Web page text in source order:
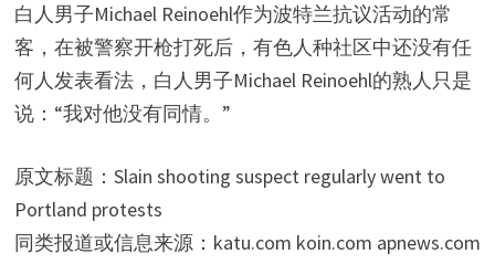
白人男子Michael Reinoehl作为波特兰抗议活动的常
客，在被警察开枪打死后，有色人种社区中还没有任
何人发表看法，白人男子Michael Reinoehl的熟人只是
说：“我对他没有同情。”
原文标题：Slain shooting suspect regularly went to
Portland protests
同类报道或信息来源：katu.com koin.com apnews.com